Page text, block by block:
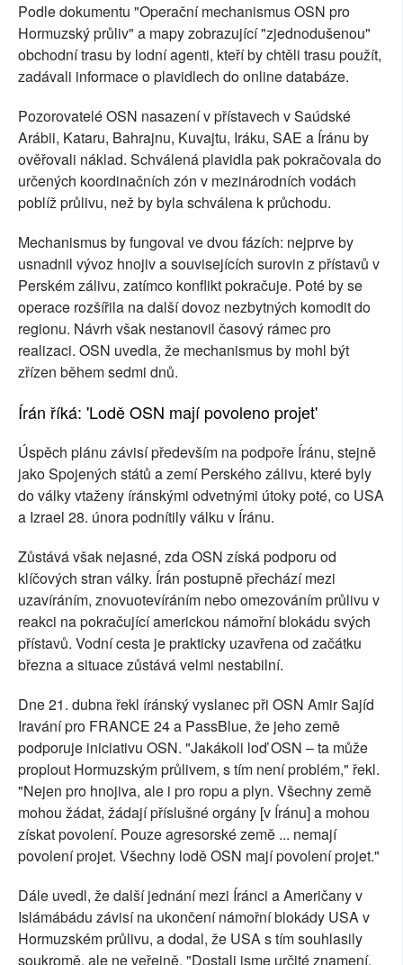
Podle dokumentu "Operační mechanismus OSN pro
Hormuzský průliv" a mapy zobrazující "zjednodušenou"
obchodní trasu by lodní agenti, kteří by chtěli trasu použít,
zadávali informace o plavidlech do online databáze.
Pozorovatelé OSN nasazení v přístavech v Saúdské
Arábii, Kataru, Bahrajnu, Kuvajtu, Iráku, SAE a Íránu by
ověřovali náklad. Schválená plavidla pak pokračovala do
určených koordinačních zón v mezinárodních vodách
poblíž průlivu, než by byla schválena k průchodu.
Mechanismus by fungoval ve dvou fázích: nejprve by
usnadnil vývoz hnojiv a souvisejících surovin z přístavů v
Perském zálivu, zatímco konflikt pokračuje. Poté by se
operace rozšířila na další dovoz nezbytných komodit do
regionu. Návrh však nestanovil časový rámec pro
realizaci. OSN uvedla, že mechanismus by mohl být
zřízen během sedmi dnů.
Írán říká: 'Lodě OSN mají povoleno projet'
Úspěch plánu závisí především na podpoře Íránu, stejně
jako Spojených států a zemí Perského zálivu, které byly
do války vtaženy íránskými odvetnými útoky poté, co USA
a Izrael 28. února podnítily válku v Íránu.
Zůstává však nejasné, zda OSN získá podporu od
klíčových stran války. Írán postupně přechází mezi
uzavíráním, znovuotevíráním nebo omezováním průlivu v
reakci na pokračující americkou námořní blokádu svých
přístavů. Vodní cesta je prakticky uzavřena od začátku
března a situace zůstává velmi nestabilní.
Dne 21. dubna řekl íránský vyslanec při OSN Amir Sajíd
Iravání pro FRANCE 24 a PassBlue, že jeho země
podporuje iniciativu OSN. "Jakákoli loď OSN – ta může
proplout Hormuzským průlivem, s tím není problém," řekl.
"Nejen pro hnojiva, ale i pro ropu a plyn. Všechny země
mohou žádat, žádají příslušné orgány [v Íránu] a mohou
získat povolení. Pouze agresorské země ... nemají
povolení projet. Všechny lodě OSN mají povolení projet."
Dále uvedl, že další jednání mezi Íránci a Američany v
Islámábádu závisí na ukončení námořní blokády USA v
Hormuzském průlivu, a dodal, že USA s tím souhlasily
soukromě, ale ne veřejně. "Dostali jsme určité znamení,